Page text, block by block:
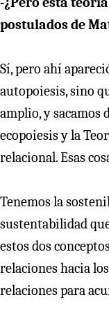
postulados de
Sí, pero ahí
autopoiesis, sino
amplio, y sacamos
ecopoiesis y la
relacional. Esas
Tenemos la
sustentabilidad
estos dos
relaciones hacia
relaciones para